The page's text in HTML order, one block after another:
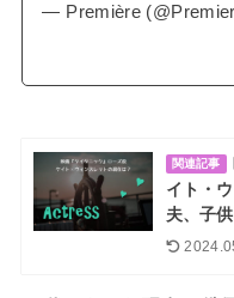
— Première
関連記事
イト・
夫、子